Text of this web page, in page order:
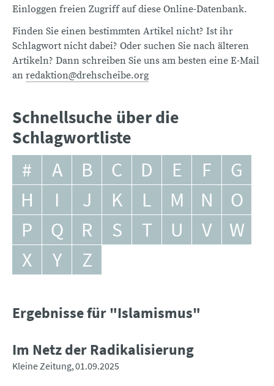
Einloggen freien Zugriff auf diese Online-Datenbank.
Finden Sie einen bestimmten Artikel nicht? Ist ihr
Schlagwort nicht dabei? Oder suchen Sie nach älteren
Artikeln? Dann schreiben Sie uns am besten eine E-Mail
an redaktion@drehscheibe.org
Schnellsuche über die
Schlagwortliste
# A B C D E F
G
H
I J K L M N
O
P
Q R S T U V
W
X
Y Z
Ergebnisse für "Islamismus"
Im Netz der Radikalisierung
Kleine Zeitung 01.09.2025